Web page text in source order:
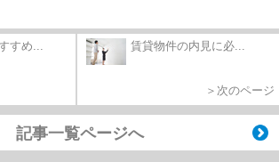
すめ... 賃貸物件の内見に必...
＞次のページ
記事一覧ページへ